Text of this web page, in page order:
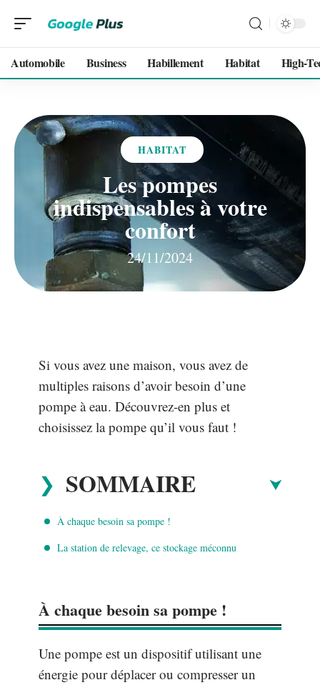
Automobile Business Habillement Habitat High-
HABITAT
Les pompes
indispensables à votre
confort
24/11/2024
Si vous avez une maison, vous avez de
multiples raisons d’avoir besoin d’une
pompe à eau. Découvrez-en plus et
choisissez la pompe qu’il vous faut !
SOMMAIRE
À chaque besoin sa pompe !
La station de relevage, ce stockage méconnu
À chaque besoin sa pompe !
Une pompe est un dispositif utilisant une
énergie pour déplacer ou compresser un